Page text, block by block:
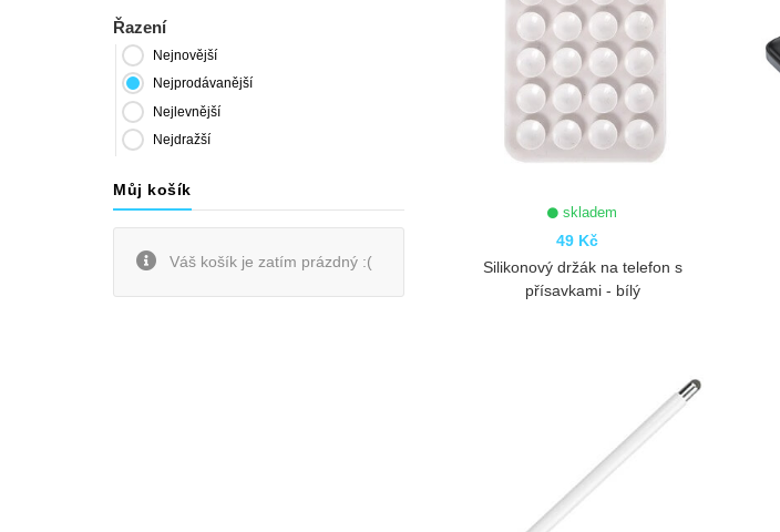
Řazení
Nejnovější
Nejprodávanější
Nejlevnější
Nejdražší
Můj košík
Váš košík je zatím prázdný :(
skladem
49 Kč
Silikonový držák na telefon s
přísavkami - bílý